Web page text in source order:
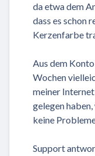
da etwa dem
dass es schon
Kerzenfarbe
Aus dem
Wochen
meiner
gelegen
keine
Support